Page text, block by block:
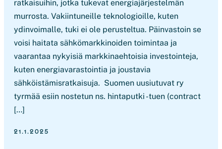
ratkaisuihin, jotka tukevat energiajärjestelmän
murrosta. Vakiintuneille teknologioille, kuten
ydinvoimalle, tuki ei ole perusteltua. Päinvastoin se
voisi haitata sähkömarkkinoiden toimintaa ja
vaarantaa nykyisiä markkinaehtoisia investointeja,
kuten energiavarastointia ja joustavia
sähköistämisratkaisuja. Suomen uusiutuvat ry
tyrmää esiin nostetun ns. hintaputki -tuen (contract
[…]
21.1.2025